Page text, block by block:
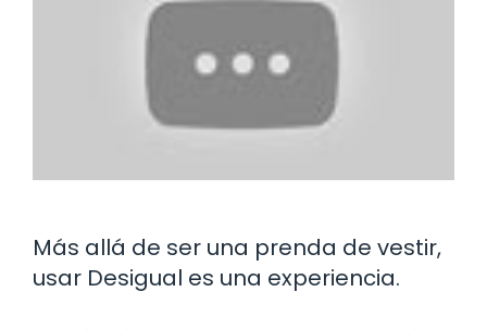
Más allá de ser una prenda de vestir,
usar Desigual es una experiencia.